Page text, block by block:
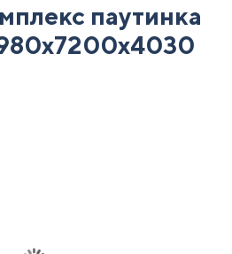
паутинка